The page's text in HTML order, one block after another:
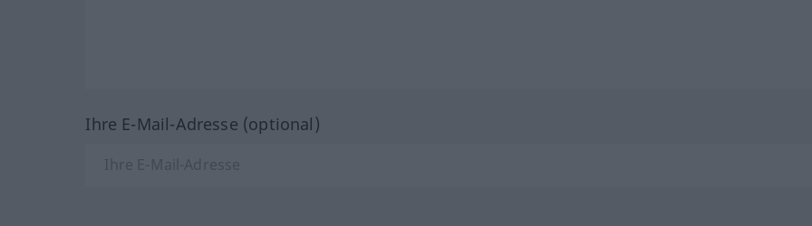
Ihre E-Mail-Adresse (optional)